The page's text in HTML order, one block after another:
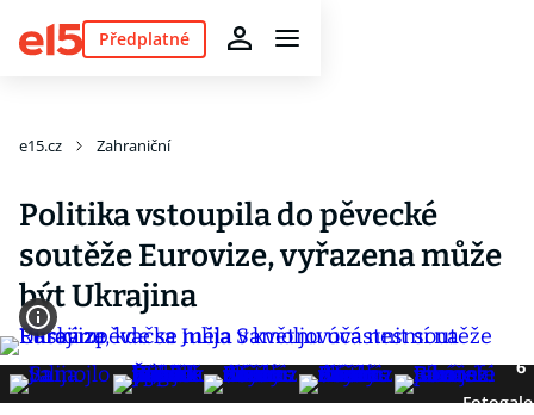
Předplatné
e15.cz Zahraniční
Politika vstoupila do pěvecké
soutěže Eurovize, vyřazena může
být Ukrajina
6